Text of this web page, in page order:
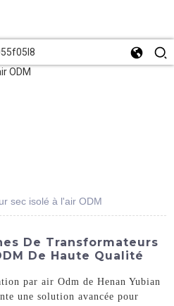
sec isolé à l'air ODM
De Transformateurs
De Haute Qualité
par air Odm de Henan Yubian
une solution avancée pour